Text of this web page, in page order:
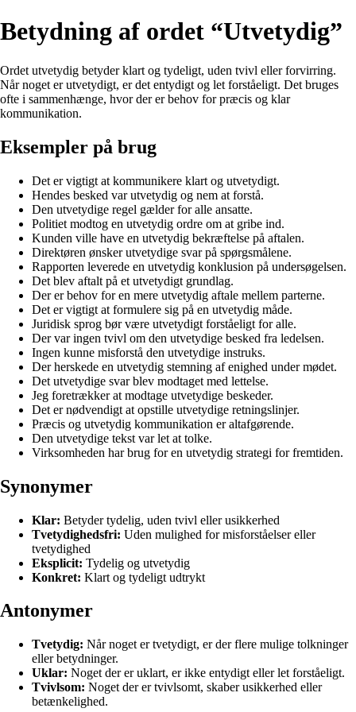
Betydning af ordet “Utvetydig”
Ordet utvetydig betyder klart og tydeligt, uden tvivl eller forvirring.
Når noget er utvetydigt, er det entydigt og let forståeligt. Det bruges
ofte i sammenhænge, hvor der er behov for præcis og klar
kommunikation.
Eksempler på brug
Det er vigtigt at kommunikere klart og utvetydigt.
Hendes besked var utvetydig og nem at forstå.
Den utvetydige regel gælder for alle ansatte.
Politiet modtog en utvetydig ordre om at gribe ind.
Kunden ville have en utvetydig bekræftelse på aftalen.
Direktøren ønsker utvetydige svar på spørgsmålene.
Rapporten leverede en utvetydig konklusion på undersøgelsen.
Det blev aftalt på et utvetydigt grundlag.
Der er behov for en mere utvetydig aftale mellem parterne.
Det er vigtigt at formulere sig på en utvetydig måde.
Juridisk sprog bør være utvetydigt forståeligt for alle.
Der var ingen tvivl om den utvetydige besked fra ledelsen.
Ingen kunne misforstå den utvetydige instruks.
Der herskede en utvetydig stemning af enighed under mødet.
Det utvetydige svar blev modtaget med lettelse.
Jeg foretrækker at modtage utvetydige beskeder.
Det er nødvendigt at opstille utvetydige retningslinjer.
Præcis og utvetydig kommunikation er altafgørende.
Den utvetydige tekst var let at tolke.
Virksomheden har brug for en utvetydig strategi for fremtiden.
Synonymer
Klar: Betyder tydelig, uden tvivl eller usikkerhed
Tvetydighedsfri: Uden mulighed for misforståelser eller
tvetydighed
Eksplicit: Tydelig og utvetydig
Konkret: Klart og tydeligt udtrykt
Antonymer
Tvetydig: Når noget er tvetydigt, er der flere mulige tolkninger
eller betydninger.
Uklar: Noget der er uklart, er ikke entydigt eller let forståeligt.
Tvivlsom: Noget der er tvivlsomt, skaber usikkerhed eller
betænkelighed.